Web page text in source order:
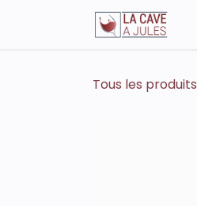
Se rendre au contenu
Tous les produits